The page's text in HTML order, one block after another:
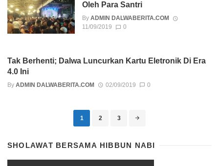
Oleh Para Santri
By ADMIN DALWABERITA.COM
11/09/2019
0
Tak Berhenti; Dalwa Luncurkan Kartu Eletronik Di Era
4.0 Ini
By ADMIN DALWABERITA.COM 02/09/2019 0
1 2 3
SHOLAWAT BERSAMA HIBBUN NABI